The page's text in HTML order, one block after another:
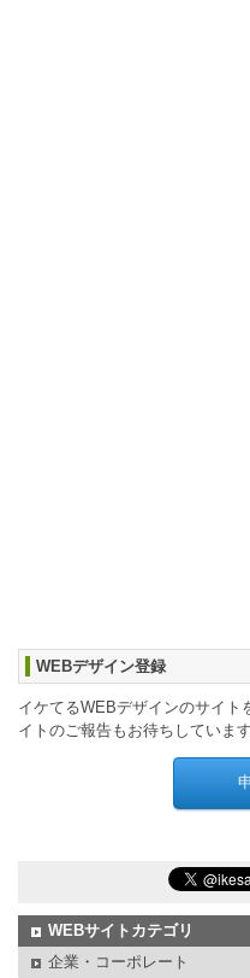
WEBデザイン登録
イケてるWEBデザインのサイト
イトのご報告もお待ちしています
WEBサイトカテゴリ
企業・コーポレート